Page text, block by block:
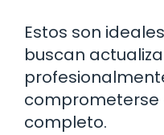
Estos son
buscan
comprometerse
completo.